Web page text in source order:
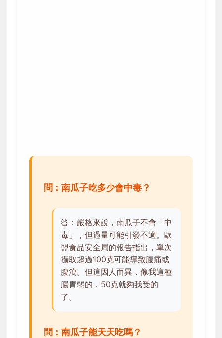
問：南瓜子吃多少會中毒？
答：嚴格來說，南瓜子不會「中
毒」，但過量可能引發不適。歐
盟食品安全局的報告指出，單次
攝取超過100克可能導致腹痛或
腹瀉。但這因人而異，像我這種
腸胃弱的，50克就夠我受的
了。
問：南瓜子能天天吃嗎？